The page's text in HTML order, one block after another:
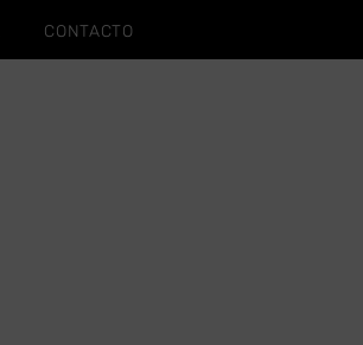
CONTACTO